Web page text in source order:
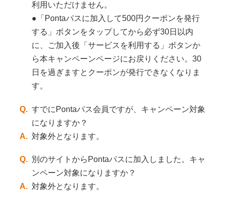
利用いただけません。
●「Pontaパスに加入して500円クーポンを発行
する」ボタンをタップしてから必ず30日以内
に、ご加入後「サービスを利用する」ボタンか
ら本キャンペーンページにお戻りください。30
日を過ぎますとクーポンが発行できなくなりま
す。
Q. すでにPontaパス会員ですが、キャンペーン対象
になりますか？
A. 対象外となります。
Q. 別のサイトからPontaパスに加入しました。キャ
ンペーン対象になりますか？
A. 対象外となります。